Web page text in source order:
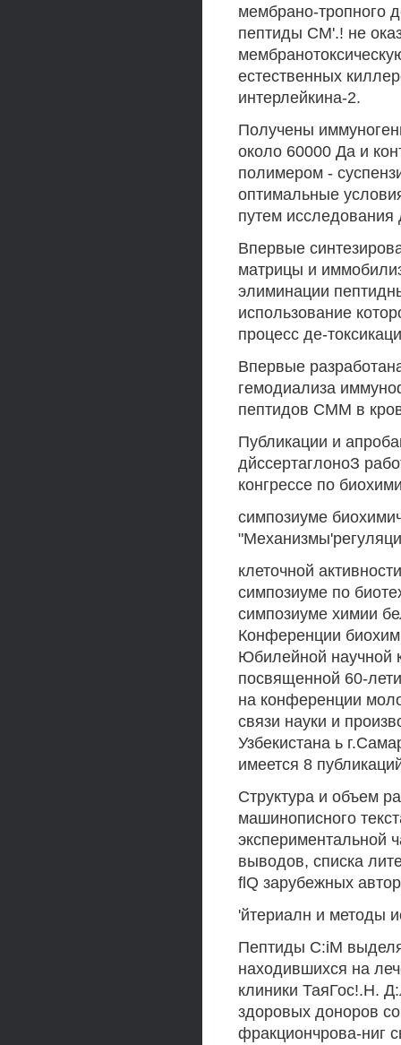
мембрано-тропного
пептиды СМ'.! не
естественных
интерлейкина-2.
Получены
около 60000 Да и
полимером -
оптимальные
путем исследования
Впервые
матрицы и
элиминации
использование
процесс де-
Впервые
гемодиализа
пептидов СММ в
Публикации и
дйссертаглоноЗ
конгрессе по
симпозиуме
клеточной
симпозиуме по
симпозиуме химии
Конференции
Юбилейной научной
посвященной 60-
на конференции
связи науки и
Узбекистана ь
имеется 8
Структура и объем
машинописного
экспериментальной
выводов, списка
flQ зарубежных
'йтериалн и методы
Пептиды C:iM
находившихся на
клиники ТаяГос!.Н.
здоровых доноров
фракциончрова-ниг